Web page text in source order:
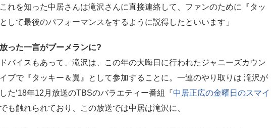
れを知った中居さんは滝沢さんに直接連絡して、ファンのために『タッ
して最後のパフォーマンスをするように説得したといいます」
った一言がブーメランに?
バイスもあって、滝沢は、この年の大晦日に行われたジャニーズカウン
ブで『タッキー＆翼』として参加することに。一連のやり取りは 滝沢が
た‘18年12月放送のTBSのバラエティー番組『中居正広の金曜日のスマイ
も触れられており、この放送では中居は滝沢に、